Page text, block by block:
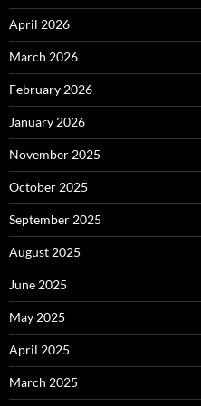
April 2026
March 2026
February 2026
January 2026
November 2025
October 2025
September 2025
August 2025
June 2025
May 2025
April 2025
March 2025